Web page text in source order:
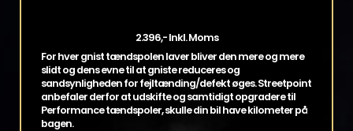
2.396,- Inkl. Moms
For hver gnist tændspolen laver bliver den mere og mere
slidt og dens evne til at gniste reduceres og
sandsynligheden for fejltænding/defekt øges. Streetpoint
anbefaler derfor at udskifte og samtidigt opgradere til
Performance tændspoler, skulle din bil have kilometer på
bagen.